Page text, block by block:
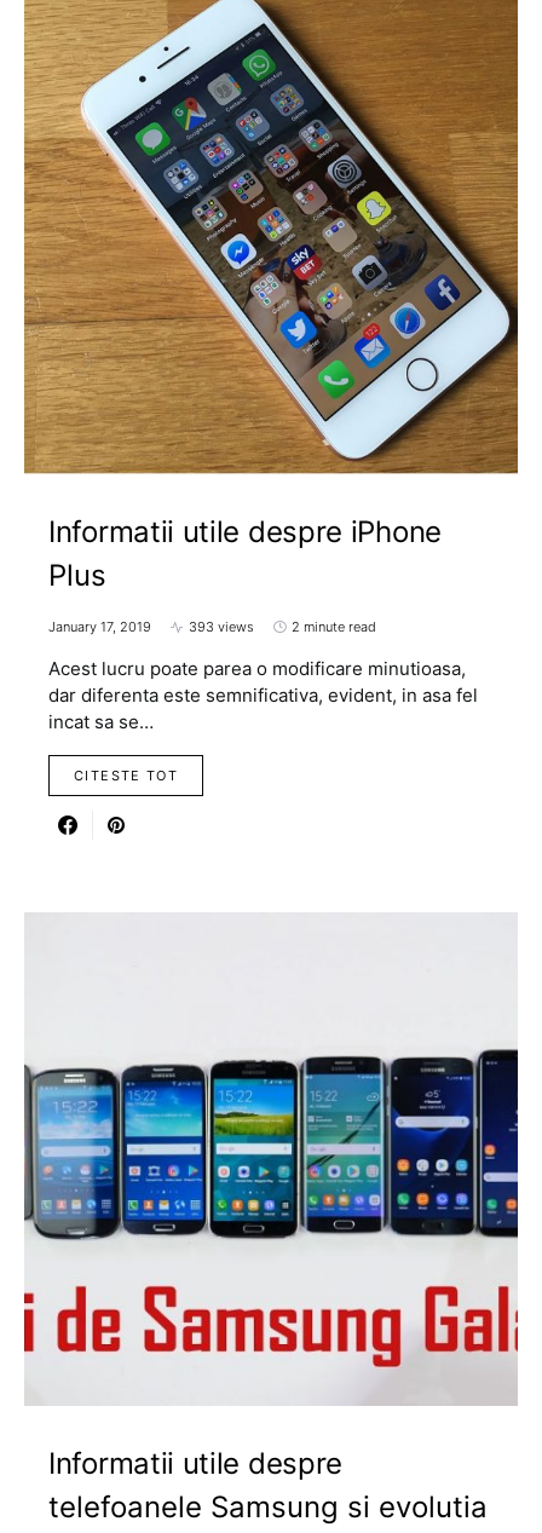
Informatii utile despre iPhone
Plus
January 17, 2019 393 views 2 minute read
Acest lucru poate parea o modificare minutioasa,
dar diferenta este semnificativa, evident, in asa fel
incat sa se…
CITESTE TOT
Informatii utile despre
telefoanele Samsung si evolutia